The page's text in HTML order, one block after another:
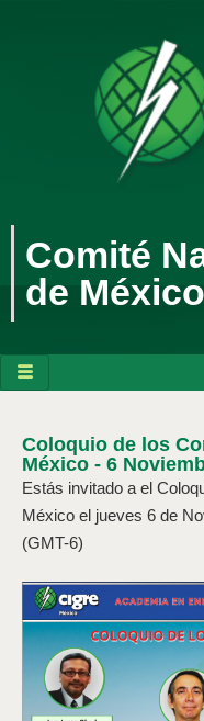
Comité
de México
Coloquio de los
México - 6
Estás invitado a el
México el jueves 6 de
(GMT-6)